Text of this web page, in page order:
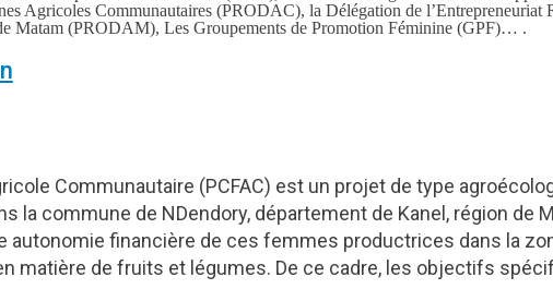
Agricoles Communautaires (PRODAC), la Délégation de l’Entrepreneuriat
Matam (PRODAM), Les Groupements de Promotion Féminine (GPF)… .
Communautaire (PCFAC) est un projet de type
la commune de NDendory, département de Kanel, région de
autonomie financière de ces femmes productrices dans la
matière de fruits et légumes. De ce cadre, les objectifs